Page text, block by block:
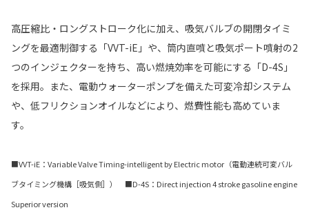
高圧縮比・ロングストローク化に加え、吸気バルブの開閉タイミ
ングを最適制御する「VVT-iE」や、筒内直噴と吸気ポート噴射の2
つのインジェクターを持ち、高い燃焼効率を可能にする「D-4S」
を採用。また、電動ウォーターポンプを備えた可変冷却システム
や、低フリクションオイルなどにより、燃費性能も高めていま
す。
■VVT-iE：Variable Valve Timing-intelligent by Electric motor（電動連続可変バル
ブタイミング機構［吸気側］） ■D-4S：Direct injection 4 stroke gasoline engine
Superior version